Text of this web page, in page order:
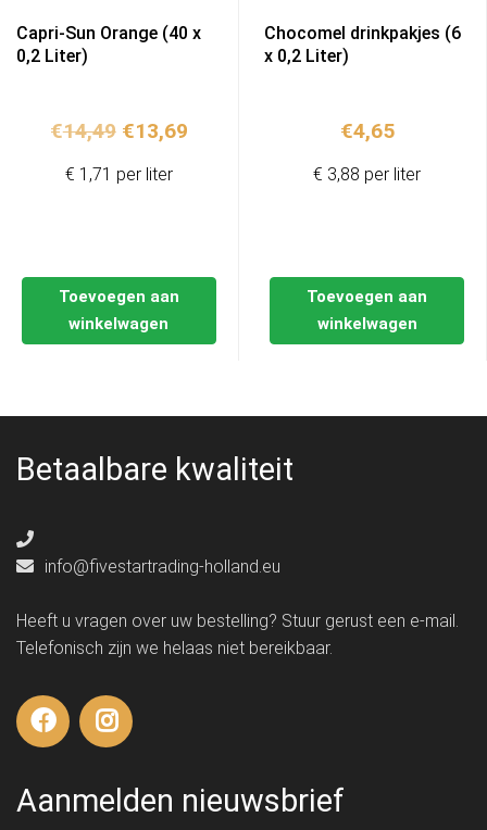
Capri-Sun Orange (40 x
0,2 Liter)
€14,49 Oorspronkelijke
was:
€13,69Huidige
Toevoegen aan
winkelwagen
€ 1,71 per liter
Chocomel drinkpakjes (6
x 0,2 Liter)
€4,65
Toevoegen aan
winkelwagen
€ 3,88 per liter
Betaalbare kwaliteit
info@fivestartrading-holland.eu
Heeft u vragen over uw bestelling? Stuur gerust een e-mail.
Telefonisch zijn we helaas niet bereikbaar.
Aanmelden nieuwsbrief